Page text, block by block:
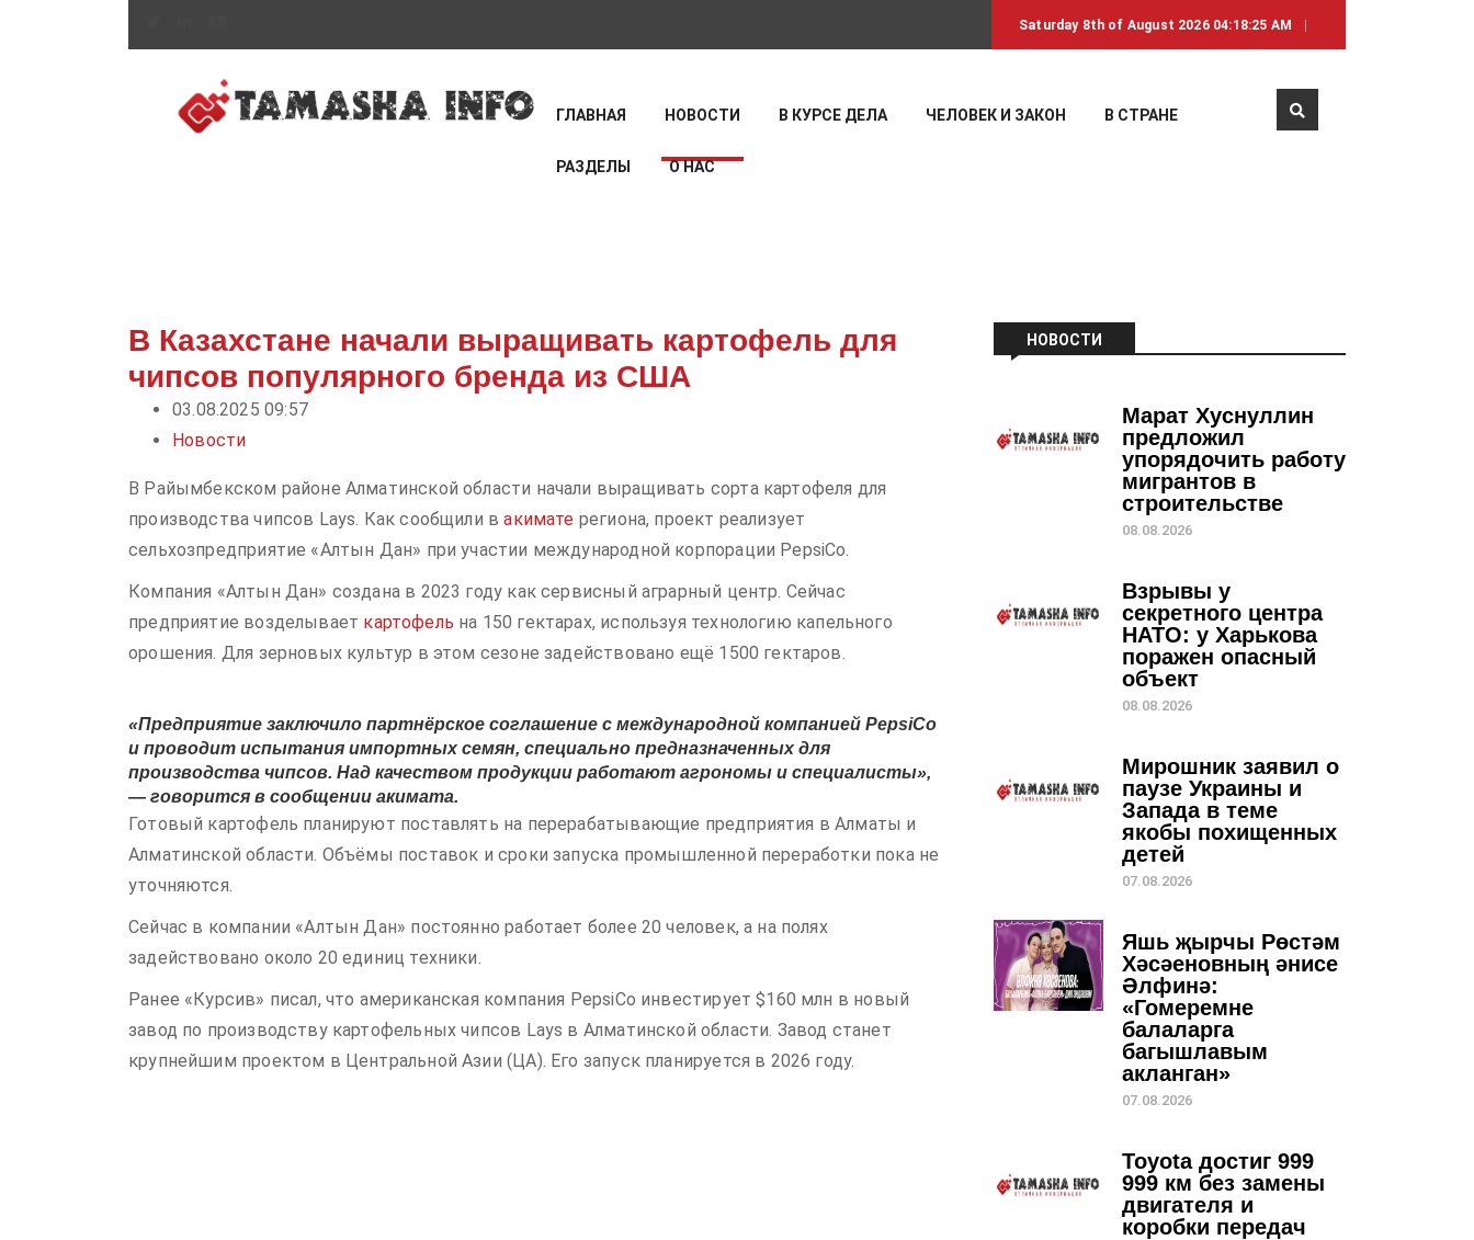
Saturday 8th of August 2026 04:18:25 AM
ГЛАВНАЯ НОВОСТИ В КУРСЕ ДЕЛА ЧЕЛОВЕК И ЗАКОН В СТРАНЕ
РАЗДЕЛЫ О НАС
В Казахстане начали выращивать картофель для
чипсов популярного бренда из США
03.08.2025 09:57
Новости
В Райымбекском районе Алматинской области начали выращивать сорта картофеля для
производства чипсов Lays. Как сообщили вакимате региона, проект реализует
сельхозпредприятие «Алтын Дан» при участии международной корпорации PepsiCo.
Компания «Алтын Дан» создана в 2023 году как сервисный аграрный центр. Сейчас
предприятие возделывает картофель на 150 гектарах, используя технологию капельного
орошения. Для зерновых культур в этом сезоне задействовано ещё 1500 гектаров.
«Предприятие заключило партнёрское соглашение с международной компанией PepsiCo
и проводит испытания импортных семян, специально предназначенных для
производства чипсов. Над качеством продукции работают агрономы и специалисты»,
— говорится в сообщении акимата.
Готовый картофель планируют поставлять на перерабатывающие предприятия в Алматы и
Алматинской области. Объёмы поставок и сроки запуска промышленной переработки пока не
уточняются.
Сейчас в компании «Алтын Дан» постоянно работает более 20 человек, а на полях
задействовано около 20 единиц техники.
Ранее «Курсив» писал, что американская компания PepsiCo инвестирует $160 млн в новый
завод по производству картофельных чипсов Lays в Алматинской области. Завод станет
крупнейшим проектом в Центральной Азии (ЦА). Его запуск планируется в 2026 году.
НОВОСТИ
Марат Хуснуллин
предложил
упорядочить работу
мигрантов в
строительстве
08.08.2026
Взрывы у
секретного центра
НАТО: у Харькова
поражен опасный
объект
08.08.2026
Мирошник заявил о
паузе Украины и
Запада в теме
якобы похищенных
детей
07.08.2026
Яшь җырчы Рөстәм
Хәсәеновның әнисе
Әлфинә:
«Гомеремне
балаларга
багышлавым
акланган»
07.08.2026
Toyota достиг 999
999 км без замены
двигателя и
коробки передач